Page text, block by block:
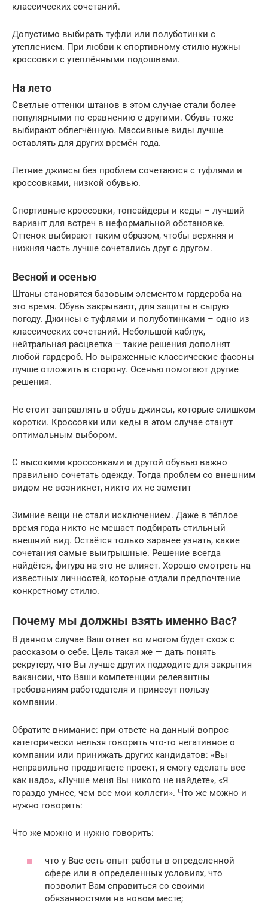
классических сочетаний.
Допустимо выбирать туфли или полуботинки с
утеплением. При любви к спортивному стилю нужны
кроссовки с утеплёнными подошвами.
На лето
Светлые оттенки штанов в этом случае стали более
популярными по сравнению с другими. Обувь тоже
выбирают облегчённую. Массивные виды лучше
оставлять для других времён года.
Летние джинсы без проблем сочетаются с туфлями и
кроссовками, низкой обувью.
Спортивные кроссовки, топсайдеры и кеды – лучший
вариант для встреч в неформальной обстановке.
Оттенок выбирают таким образом, чтобы верхняя и
нижняя часть лучше сочетались друг с другом.
Весной и осенью
Штаны становятся базовым элементом гардероба на
это время. Обувь закрывают, для защиты в сырую
погоду. Джинсы с туфлями и полуботинками – одно из
классических сочетаний. Небольшой каблук,
нейтральная расцветка – такие решения дополнят
любой гардероб. Но выраженные классические фасоны
лучше отложить в сторону. Осенью помогают другие
решения.
Не стоит заправлять в обувь джинсы, которые слишком
коротки. Кроссовки или кеды в этом случае станут
оптимальным выбором.
С высокими кроссовками и другой обувью важно
правильно сочетать одежду. Тогда проблем со внешним
видом не возникнет, никто их не заметит
Зимние вещи не стали исключением. Даже в тёплое
время года никто не мешает подбирать стильный
внешний вид. Остаётся только заранее узнать, какие
сочетания самые выигрышные. Решение всегда
найдётся, фигура на это не влияет. Хорошо смотреть на
известных личностей, которые отдали предпочтение
конкретному стилю.
Почему мы должны взять именно Вас?
В данном случае Ваш ответ во многом будет схож с
рассказом о себе. Цель такая же — дать понять
рекрутеру, что Вы лучше других подходите для закрытия
вакансии, что Ваши компетенции релевантны
требованиям работодателя и принесут пользу
компании.
Обратите внимание: при ответе на данный вопрос
категорически нельзя говорить что-то негативное о
компании или принижать других кандидатов: «Вы
неправильно продвигаете проект, я смогу сделать все
как надо», «Лучше меня Вы никого не найдете», «Я
гораздо умнее, чем все мои коллеги». Что же можно и
нужно говорить:
Что же можно и нужно говорить:
что у Вас есть опыт работы в определенной
сфере или в определенных условиях, что
позволит Вам справиться со своими
обязанностями на новом месте;